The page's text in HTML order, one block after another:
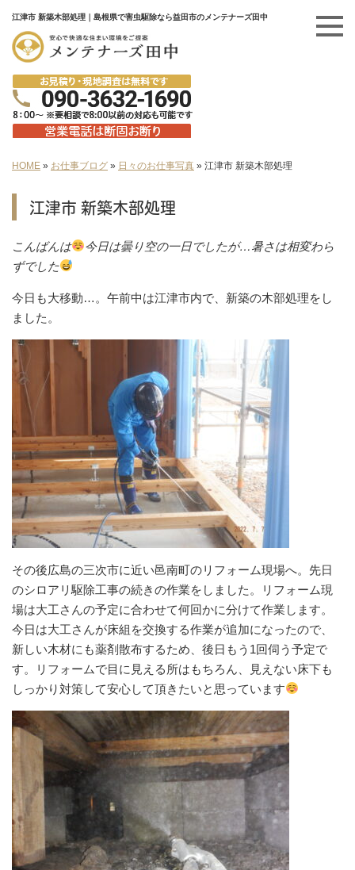
江津市 新築木部処理｜島根県で害虫駆除なら益田市のメンテナーズ田中
HOME » お仕事ブログ » 日々のお仕事写真 » 江津市 新築木部処理
江津市 新築木部処理
こんばんは
今日は曇り空の一日でしたが…暑さは相変わら
ずでした
今日も大移動…。午前中は江津市内で、新築の木部処理をし
ました。
その後広島の三次市に近い邑南町のリフォーム現場へ。先日
のシロアリ駆除工事の続きの作業をしました。リフォーム現
場は大工さんの予定に合わせて何回かに分けて作業します。
今日は大工さんが床組を交換する作業が追加になったので、
新しい木材にも薬剤散布するため、後日もう1回伺う予定で
す。リフォームで目に見える所はもちろん、見えない床下も
しっかり対策して安心して頂きたいと思っています